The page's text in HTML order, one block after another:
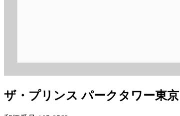
ザ・プリンス パークタワー東京